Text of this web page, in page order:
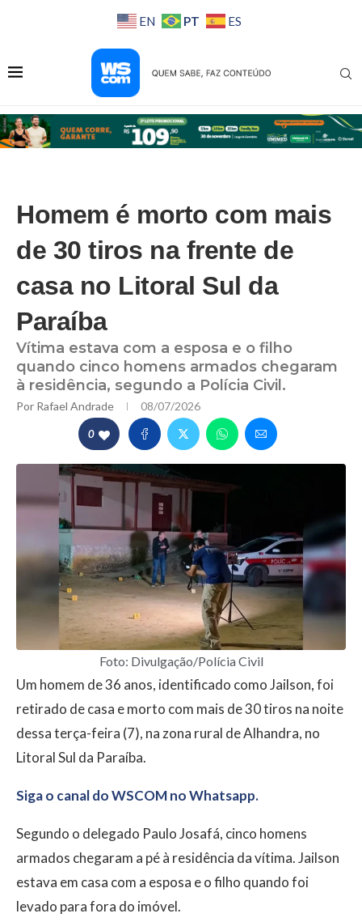
EN PT ES
Homem é morto com mais
de 30 tiros na frente de
casa no Litoral Sul da
Paraíba
Vítima estava com a esposa e o filho
quando cinco homens armados chegaram
à residência, segundo a Polícia Civil.
Por Rafael Andrade 08/07/2026
0
Foto: Divulgação/Polícia Civil
Um homem de 36 anos, identificado como Jailson, foi
retirado de casa e morto com mais de 30 tiros na noite
dessa terça-feira (7), na zona rural de Alhandra, no
Litoral Sul da Paraíba.
Siga o canal do WSCOM no Whatsapp.
Segundo o delegado Paulo Josafá, cinco homens
armados chegaram a pé à residência da vítima. Jailson
estava em casa com a esposa e o filho quando foi
levado para fora do imóvel.